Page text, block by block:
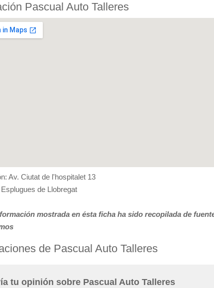
Pascual Auto Talleres
Av. Ciutat de l'hospitalet 13
de Llobregat
mostrada en ésta ficha ha sido recopilada de
de Pascual Auto Talleres
tu opinión sobre Pascual Auto Talleres